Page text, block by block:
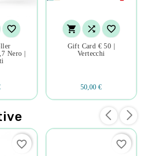

Nero |
  
Gift Card € 50 |
Vertecchi
50,00 €
favorite_border favorite_border